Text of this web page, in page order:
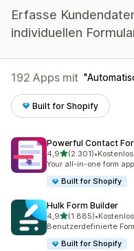
Erfasse
individuellen
192 Apps mit
Built for Shopify
Powerful Contact
4,9von 5 Sternen
(2.301)
2301 Rezensionen
•
Your all-in-one form
Built for Shopify
Hulk Form Builder
4,9von 5 Sternen
(1.885)
1885 Rezensionen
•
Benutzerdefinierte
Built for Shopify